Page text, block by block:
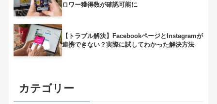
ロワー獲得数が確認可能に
【トラブル解決】FacebookページとInstagramが
連携できない？実際に試してわかった解決方法
カテゴリー